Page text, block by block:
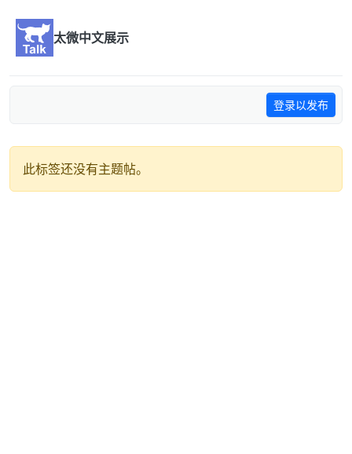
太微中文展示
登录以发布
此标签还没有主题帖。